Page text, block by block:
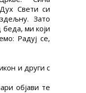
Свети си
Зато
ми који
Радуј се,
и други с
објави те